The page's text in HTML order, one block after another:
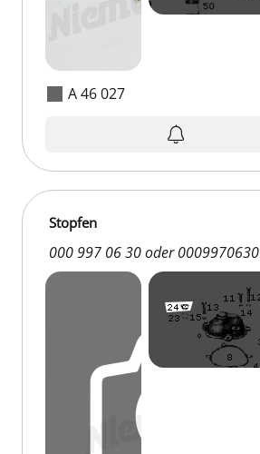
A 46 027
Stopfen
000 997 06 30 oder 0009970630